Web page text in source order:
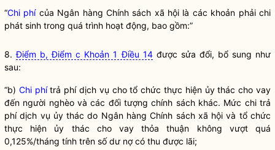
“Chi phícủa Ngân hàng Chính sách xã hội là các khoản phải chi
phát sinh trong quá trình hoạt động, bao gồm:”
8. Điểm b, Điểm c Khoản 1 Điều 14được sửa đổi, bổ sung như
sau:
“b) Chi phítrả phí dịch vụ cho tổ chức thực hiện ủy tháccho vay
đến người nghèo và các đối tượng chính sách khác. Mức chi trả
phí dịch vụ ủy thác do Ngân hàng Chính sách xã hội và tổ chức
thực hiện ủy thác cho vay thỏa thuận không vượt quá
0,125%/tháng tính trên số dư nợ có thu được lãi;